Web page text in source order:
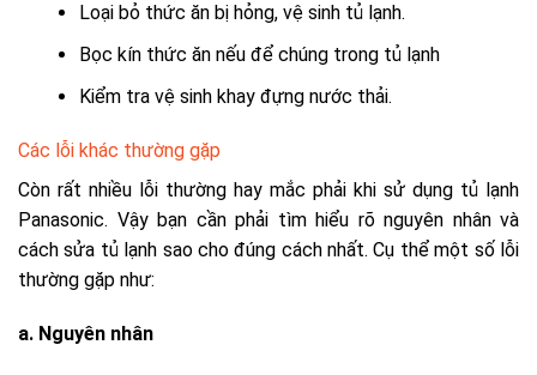
Loại bỏ thức ăn bị hỏng, vệ sinh tủ lạnh.
Bọc kín thức ăn nếu để chúng trong tủ lạnh
Kiểm tra vệ sinh khay đựng nước thải.
Các lỗi khác thường gặp
Còn rất nhiều lỗi thường hay mắc phải khi sử dụng tủ lạnh
Panasonic. Vậy bạn cần phải tìm hiểu rõ nguyên nhân và
cách sửa tủ lạnh sao cho đúng cách nhất. Cụ thể một số lỗi
thường gặp như:
a. Nguyên nhân